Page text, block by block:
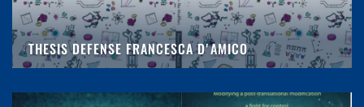
THESIS DEFENSE FRANCESCA D'AMICO